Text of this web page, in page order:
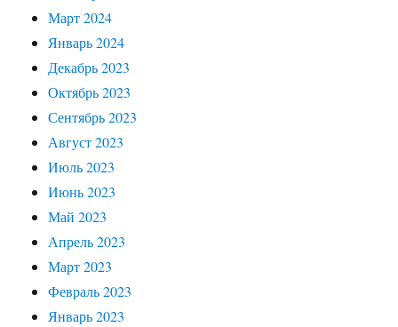
Март 2024
Январь 2024
Декабрь 2023
Октябрь 2023
Сентябрь 2023
Август 2023
Июль 2023
Июнь 2023
Май 2023
Апрель 2023
Март 2023
Февраль 2023
Январь 2023